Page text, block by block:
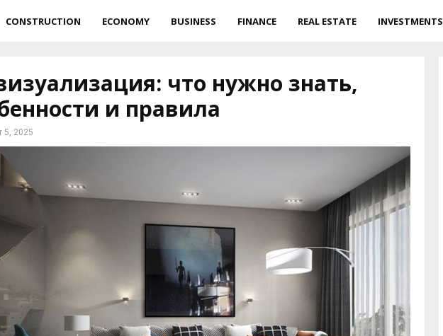
CONSTRUCTION ECONOMY BUSINESS FINANCE REAL ESTATE INVESTMENTS
что нужно знать,
и правила
5, 2025